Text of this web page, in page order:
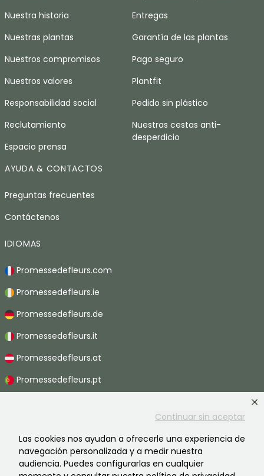
Continuar sin aceptar
Las cookies nos ayudan a ofrecerle una experiencia de
navegación personalizada y a medir nuestra
audiencia. Puedes configurarlas en cualquier
Nuestra historia
Nuestras plantas
Nuestros compromisos
Nuestros valores
Responsabilidad social
Reclutamiento
Espacio prensa
Entregas
Garantía de las plantas
Pago seguro
Plantfit
Pedido sin plástico
Nuestras cestas anti-
desperdicio
AYUDA & CONTACTOS
Preguntas frecuentes
Contáctenos
IDIOMAS
Promessedefleurs.com
Promessedefleurs.ie
Promessedefleurs.de
Promessedefleurs.it
Promessedefleurs.at
Promessedefleurs.pt
Promessedefleurs.ch